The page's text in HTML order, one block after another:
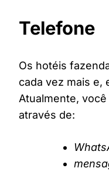
Telefone
Os hotéis
cada vez mais e,
Atualmente,
através de: